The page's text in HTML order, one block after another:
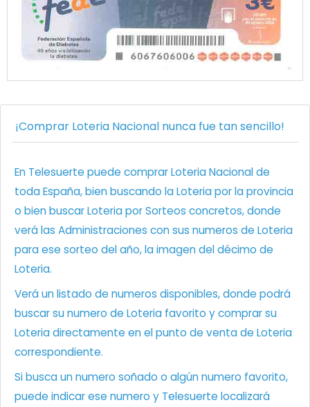
¡Comprar Loteria Nacional nunca fue tan sencillo!
En Telesuerte puede comprar Loteria Nacional de
toda España, bien buscando la Loteria por la provincia
o bien buscar Loteria por Sorteos concretos, donde
verá las Administraciones con sus numeros de Loteria
para ese sorteo del año, la imagen del décimo de
Loteria.
Verá un listado de numeros disponibles, donde podrá
buscar su numero de Loteria favorito y comprar su
Loteria directamente en el punto de venta de Loteria
correspondiente.
Si busca un numero soñado o algún numero favorito,
puede indicar ese numero y Telesuerte localizará